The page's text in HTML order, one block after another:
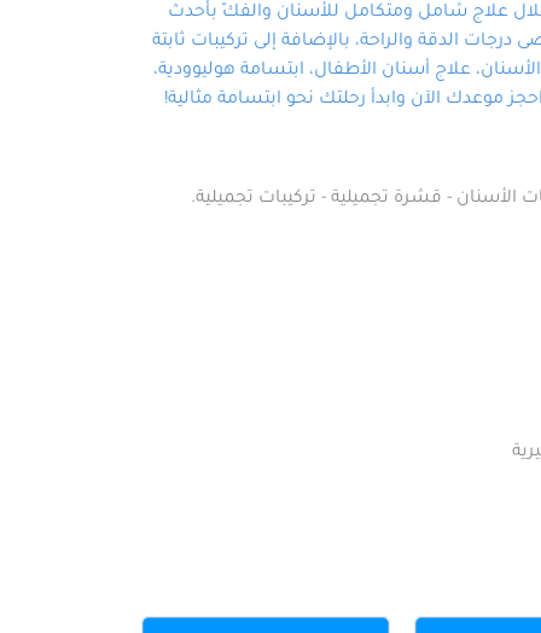
علاج شامل ومتكامل للأسنان والفكّ بأحدث
الدقة والراحة، بالإضافة إلى تركيبات ثابتة
علاج أسنان الأطفال، ابتسامة هوليوودية،
موعدك الآن وابدأ رحلتك نحو ابتسامة مثالية!
الأسنان - قشرة تجميلية - تركيبات تجميلية.